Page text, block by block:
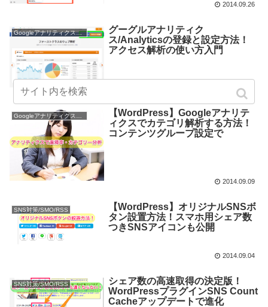
2014.09.26
Googleアナリティクス使い方
グーグルアナリティク
ス/Analyticsの登録と設定方法！
アクセス解析の使い方入門
2014.09.18
Googleアナリティクス使い方
【WordPress】Googleアナリテ
ィクスでカテゴリ解析する方法！
コンテンツグループ設定で
2014.09.09
SNS対策/SMO/RSS
【WordPress】オリジナルSNSボ
タン設置方法！スマホ用シェア数
つきSNSアイコンも公開
2014.09.04
SNS対策/SMO/RSS
シェア数の高速取得の決定版！
WordPressプラグインSNS Count
Cacheアップデートで進化